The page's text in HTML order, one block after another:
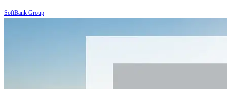
SoftBank Group